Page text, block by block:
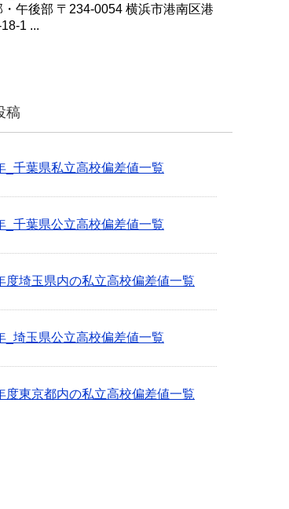
・午後部 〒234-0054 横浜市港南区港
1 ...
稿
_千葉県私立高校偏差値一覧
_千葉県公立高校偏差値一覧
度埼玉県内の私立高校偏差値一覧
_埼玉県公立高校偏差値一覧
度東京都内の私立高校偏差値一覧